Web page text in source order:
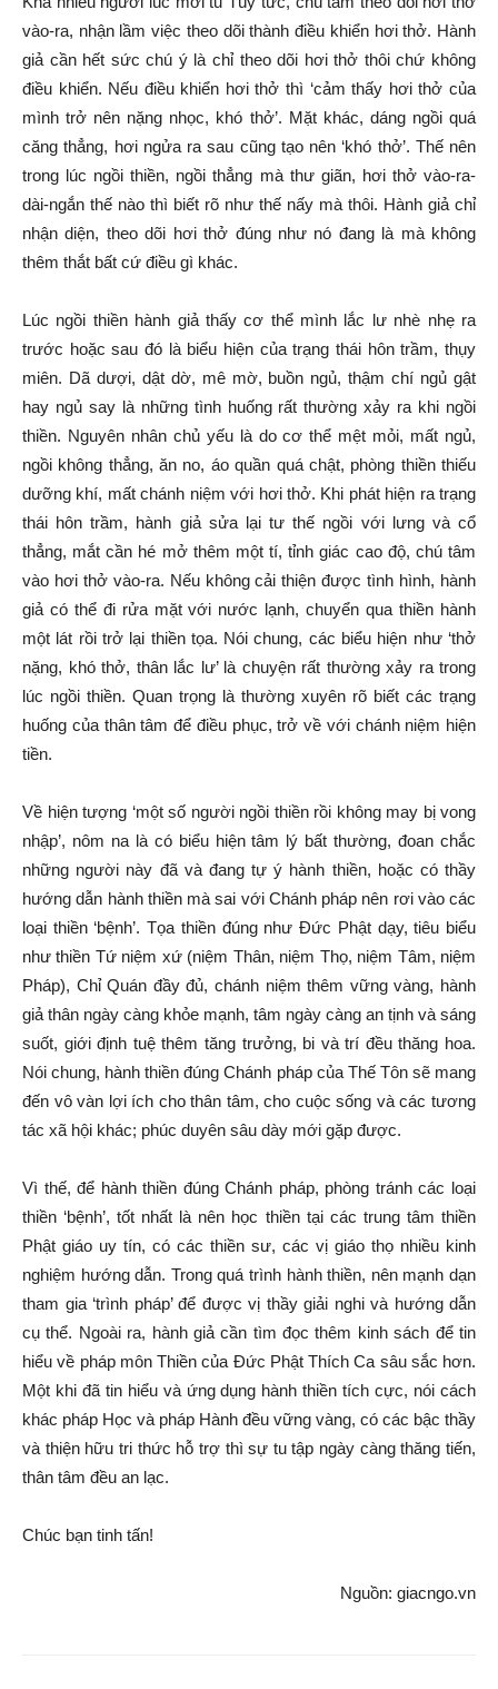
vào-ra, nhận lầm việc theo dõi thành điều khiển hơi thở. Hành
giả cần hết sức chú ý là chỉ theo dõi hơi thở thôi chứ không
điều khiển. Nếu điều khiển hơi thở thì ‘cảm thấy hơi thở của
mình trở nên nặng nhọc, khó thở’. Mặt khác, dáng ngồi quá
căng thẳng, hơi ngửa ra sau cũng tạo nên ‘khó thở’. Thế nên
trong lúc ngồi thiền, ngồi thẳng mà thư giãn, hơi thở vào-ra-
dài-ngắn thế nào thì biết rõ như thế nấy mà thôi. Hành giả chỉ
nhận diện, theo dõi hơi thở đúng như nó đang là mà không
thêm thắt bất cứ điều gì khác.
Lúc ngồi thiền hành giả thấy cơ thể mình lắc lư nhè nhẹ ra
trước hoặc sau đó là biểu hiện của trạng thái hôn trầm, thụy
miên. Dã dượi, dật dờ, mê mờ, buồn ngủ, thậm chí ngủ gật
hay ngủ say là những tình huống rất thường xảy ra khi ngồi
thiền. Nguyên nhân chủ yếu là do cơ thể mệt mỏi, mất ngủ,
ngồi không thẳng, ăn no, áo quần quá chật, phòng thiền thiếu
dưỡng khí, mất chánh niệm với hơi thở. Khi phát hiện ra trạng
thái hôn trầm, hành giả sửa lại tư thế ngồi với lưng và cổ
thẳng, mắt cần hé mở thêm một tí, tỉnh giác cao độ, chú tâm
vào hơi thở vào-ra. Nếu không cải thiện được tình hình, hành
giả có thể đi rửa mặt với nước lạnh, chuyển qua thiền hành
một lát rồi trở lại thiền tọa. Nói chung, các biểu hiện như ‘thở
nặng, khó thở, thân lắc lư’ là chuyện rất thường xảy ra trong
lúc ngồi thiền. Quan trọng là thường xuyên rõ biết các trạng
huống của thân tâm để điều phục, trở về với chánh niệm hiện
tiền.
Về hiện tượng ‘một số người ngồi thiền rồi không may bị vong
nhập’, nôm na là có biểu hiện tâm lý bất thường, đoan chắc
những người này đã và đang tự ý hành thiền, hoặc có thầy
hướng dẫn hành thiền mà sai với Chánh pháp nên rơi vào các
loại thiền ‘bệnh’. Tọa thiền đúng như Đức Phật dạy, tiêu biểu
như thiền Tứ niệm xứ (niệm Thân, niệm Thọ, niệm Tâm, niệm
Pháp), Chỉ Quán đầy đủ, chánh niệm thêm vững vàng, hành
giả thân ngày càng khỏe mạnh, tâm ngày càng an tịnh và sáng
suốt, giới định tuệ thêm tăng trưởng, bi và trí đều thăng hoa.
Nói chung, hành thiền đúng Chánh pháp của Thế Tôn sẽ mang
đến vô vàn lợi ích cho thân tâm, cho cuộc sống và các tương
tác xã hội khác; phúc duyên sâu dày mới gặp được.
Vì thế, để hành thiền đúng Chánh pháp, phòng tránh các loại
thiền ‘bệnh’, tốt nhất là nên học thiền tại các trung tâm thiền
Phật giáo uy tín, có các thiền sư, các vị giáo thọ nhiều kinh
nghiệm hướng dẫn. Trong quá trình hành thiền, nên mạnh dạn
tham gia ‘trình pháp’ để được vị thầy giải nghi và hướng dẫn
cụ thể. Ngoài ra, hành giả cần tìm đọc thêm kinh sách để tin
hiểu về pháp môn Thiền của Đức Phật Thích Ca sâu sắc hơn.
Một khi đã tin hiểu và ứng dụng hành thiền tích cực, nói cách
khác pháp Học và pháp Hành đều vững vàng, có các bậc thầy
và thiện hữu tri thức hỗ trợ thì sự tu tập ngày càng thăng tiến,
thân tâm đều an lạc.
Chúc bạn tinh tấn!
Nguồn: giacngo.vn